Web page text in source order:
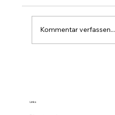
Kommentar verfassen...
Links